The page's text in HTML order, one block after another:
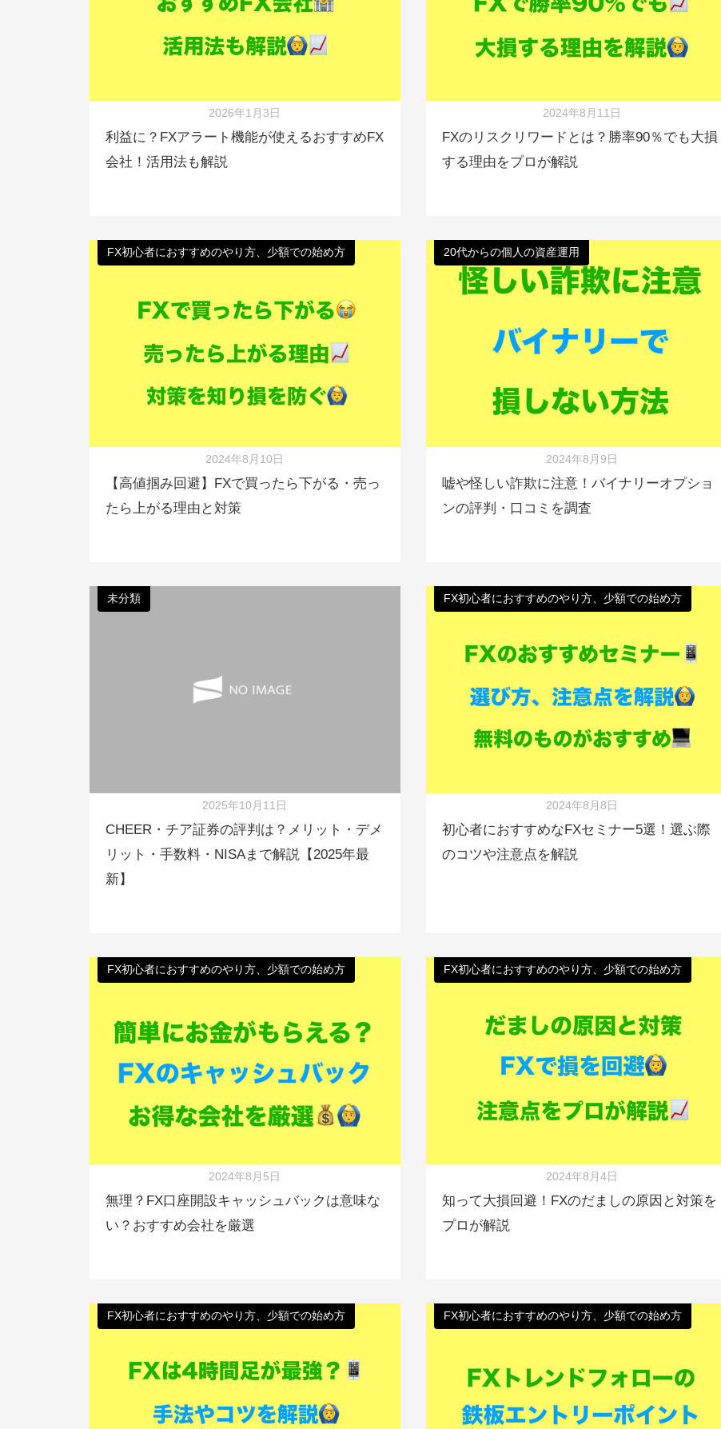
2026年1月3日
利益に？FXアラート機能が使えるおすすめFX
会社！活用法も解説
2024年8月11日
FXのリスクリワードとは？勝率90％でも大損
する理由をプロが解説
FX初心者におすすめのやり方、少額での始め方
2024年8月10日
【高値掴み回避】FXで買ったら下がる・売っ
たら上がる理由と対策
20代からの個人の資産運用
2024年8月9日
嘘や怪しい詐欺に注意！バイナリーオプショ
ンの評判・口コミを調査
未分類
2025年10月11日
CHEER・チア証券の評判は？メリット・デメ
リット・手数料・NISAまで解説【2025年最
新】
FX初心者におすすめのやり方、少額での始め方
2024年8月8日
初心者におすすめなFXセミナー5選！選ぶ際
のコツや注意点を解説
FX初心者におすすめのやり方、少額での始め方
2024年8月5日
無理？FX口座開設キャッシュバックは意味な
い？おすすめ会社を厳選
FX初心者におすすめのやり方、少額での始め方
2024年8月4日
知って大損回避！FXのだましの原因と対策を
プロが解説
FX初心者におすすめのやり方、少額での始め方 FX初心者におすすめのやり方、少額での始め方